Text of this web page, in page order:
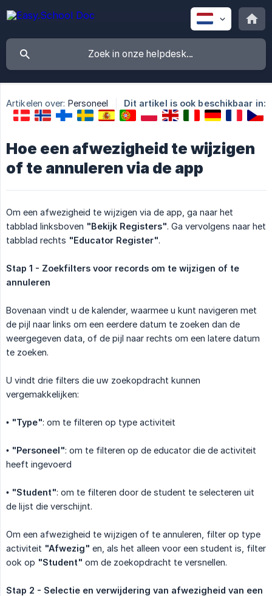
Artikelen over: Personeel Dit artikel is ook beschikbaar in:
Hoe een afwezigheid te wijzigen
of te annuleren via de app
Om een afwezigheid te wijzigen via de app, ga naar het
tabblad linksboven "Bekijk Registers". Ga vervolgens naar het
tabblad rechts "Educator Register".
Stap 1 - Zoekfilters voor records om te wijzigen of te
annuleren
Bovenaan vindt u de kalender, waarmee u kunt navigeren met
de pijl naar links om een eerdere datum te zoeken dan de
weergegeven data, of de pijl naar rechts om een latere datum
te zoeken.
U vindt drie filters die uw zoekopdracht kunnen
vergemakkelijken:
• "Type": om te filteren op type activiteit
• "Personeel": om te filteren op de educator die de activiteit
heeft ingevoerd
• "Student": om te filteren door de student te selecteren uit
de lijst die verschijnt.
Om een afwezigheid te wijzigen of te annuleren, filter op type
activiteit "Afwezig" en, als het alleen voor een student is, filter
ook op "Student" om de zoekopdracht te versnellen.
Stap 2 - Selectie en verwijdering van afwezigheid van een